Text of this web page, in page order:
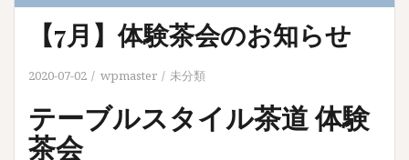
【7月】体験茶会のお知らせ
2020-07-02 wpmaster 未分類
テーブルスタイル茶道 体験
茶会